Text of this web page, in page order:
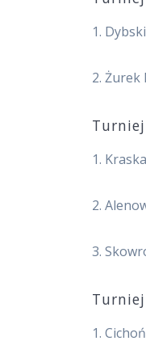
1.
2. Żurek
1.
2.
3.
1.